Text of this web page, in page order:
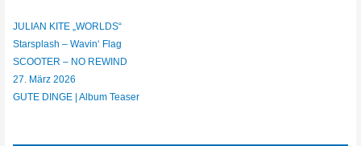
JULIAN KITE „WORLDS“
Starsplash – Wavin‘ Flag
SCOOTER – NO REWIND
27. März 2026
GUTE DINGE | Album Teaser